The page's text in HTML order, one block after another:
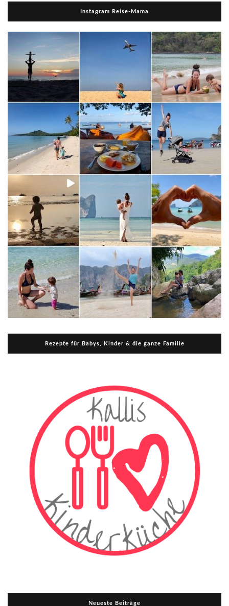
Instagram Reise-Mama
Rezepte für Babys, Kinder & die ganze Familie
Neueste Beiträge